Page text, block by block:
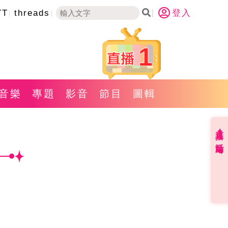
threads 登入
1
樂 專題 影音 節目 圖輯
直播✦活動